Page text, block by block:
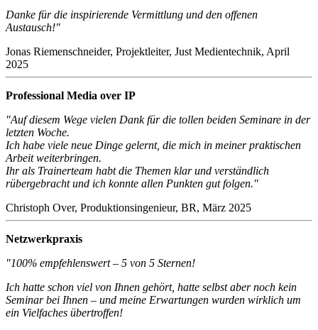
Danke für die inspirierende Vermittlung und den offenen
Austausch!"
Jonas Riemenschneider, Projektleiter, Just Medientechnik, April
2025
Professional Media over IP
"Auf diesem Wege vielen Dank für die tollen beiden Seminare in der
letzten Woche.
Ich habe viele neue Dinge gelernt, die mich in meiner praktischen
Arbeit weiterbringen.
Ihr als Trainerteam habt die Themen klar und verständlich
rübergebracht und ich konnte allen Punkten gut folgen."
Christoph Over, Produktionsingenieur, BR, März 2025
Netzwerkpraxis
"100% empfehlenswert – 5 von 5 Sternen!
Ich hatte schon viel von Ihnen gehört, hatte selbst aber noch kein
Seminar bei Ihnen – und meine Erwartungen wurden wirklich um
ein Vielfaches übertroffen!